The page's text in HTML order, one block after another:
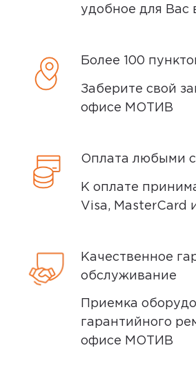
ближайшегопункта
после того, как вы
Доставка курьером
следующий день после
заказ был оформлен до
выбрать время доставки
вас способ оплаты. Все
специалистом после
покупки.
Условия доставки
Доставка заказов
удобное для Вас
Более 100
Заберите свой
офисе МОТИВ
Оплата любыми
К оплате
Visa, MasterCard
Качественное
обслуживание
Приемка
гарантийного
офисе МОТИВ